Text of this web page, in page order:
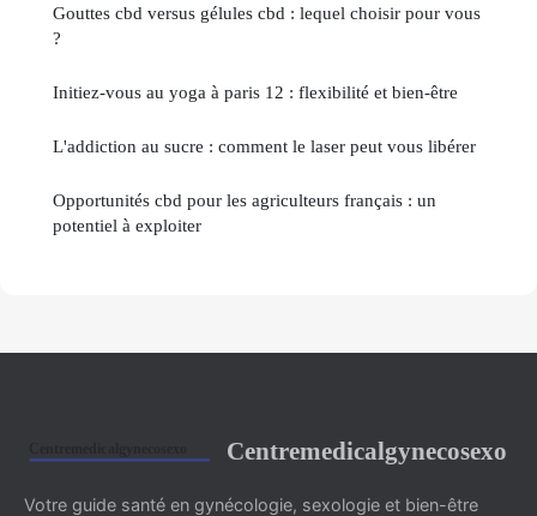
Gouttes cbd versus gélules cbd : lequel choisir pour vous
?
Initiez-vous au yoga à paris 12 : flexibilité et bien-être
L'addiction au sucre : comment le laser peut vous libérer
Opportunités cbd pour les agriculteurs français : un
potentiel à exploiter
Centremedicalgynecosexo
Votre guide santé en gynécologie, sexologie et bien-être